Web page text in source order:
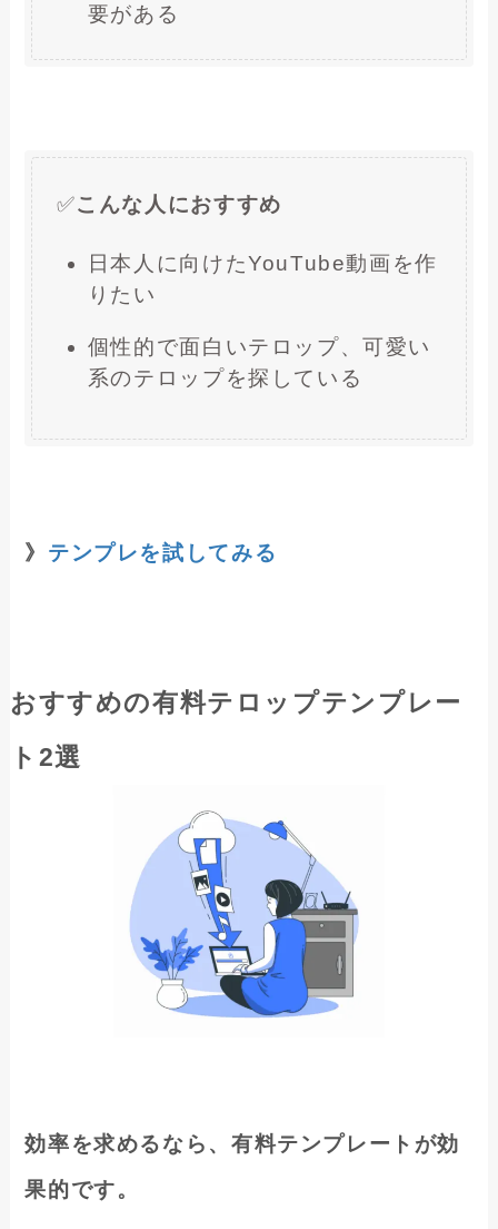
要がある
✅こんな人におすすめ
日本人に向けたYouTube動画を作
りたい
個性的で面白いテロップ、可愛い
系のテロップを探している
》 テンプレを試してみる
おすすめの有料テロップテンプレー
ト2選
効率を求めるなら、有料テンプレートが効
果的です。